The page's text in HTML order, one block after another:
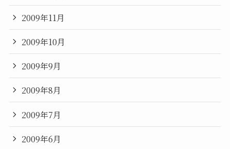
2009年11月
2009年10月
2009年9月
2009年8月
2009年7月
2009年6月